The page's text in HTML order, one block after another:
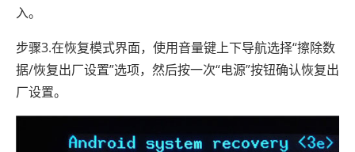
入。
步骤3.在恢复模式界面，使用音量键上下导航选择“擦除数
据/恢复出厂设置”选项，然后按一次“电源”按钮确认恢复出
厂设置。